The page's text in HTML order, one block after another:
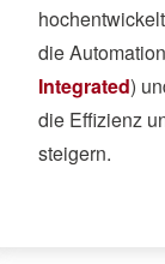
die
Integrated)
die Effizienz
steigern.